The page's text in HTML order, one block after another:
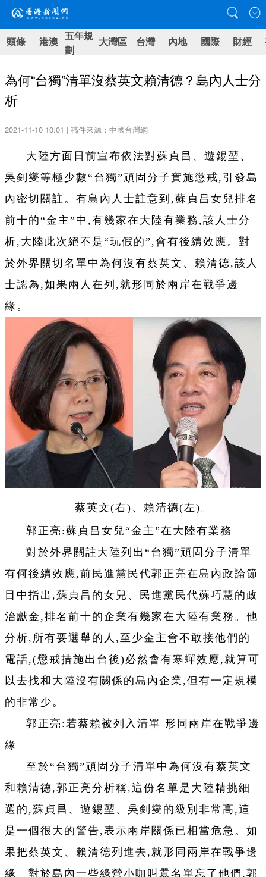
頭條 港澳 五年規
劃
大灣區 台灣 內地 國際 財經
為何“台獨”清單沒蔡英文賴清德？島內人士分
析
2021-11-10 10:01 | 稿件來源：中國台灣網
大陸方面日前宣布依法對蘇貞昌、遊錫堃、
吳釗燮等極少數“台獨”頑固分子實施懲戒,引發島
內密切關註。有島內人士註意到,蘇貞昌女兒排名
前十的“金主”中,有幾家在大陸有業務,該人士分
析,大陸此次絕不是“玩假的”,會有後續效應。對
於外界關切名單中為何沒有蔡英文、賴清德,該人
士認為,如果兩人在列,就形同於兩岸在戰爭邊
緣。
蔡英文(右)、賴清德(左)。
郭正亮:蘇貞昌女兒“金主”在大陸有業務
對於外界關註大陸列出“台獨”頑固分子清單
有何後續效應,前民進黨民代郭正亮在島內政論節
目中指出,蘇貞昌的女兒、民進黨民代蘇巧慧的政
治獻金,排名前十的企業有幾家在大陸有業務。他
分析,所有要選舉的人,至少金主會不敢接他們的
電話,(懲戒措施出台後)必然會有寒蟬效應,就算可
以去找和大陸沒有關係的島內企業,但有一定規模
的非常少。
郭正亮:若蔡賴被列入清單 形同兩岸在戰爭邊
緣
至於“台獨”頑固分子清單中為何沒有蔡英文
和賴清德,郭正亮分析稱,這份名單是大陸精挑細
選的,蘇貞昌、遊錫堃、吳釗燮的級別非常高,這
是一個很大的警告,表示兩岸關係已相當危急。如
果把蔡英文、賴清德列進去,就形同兩岸在戰爭邊
緣。對於島內一些綠營小咖叫囂名單忘了他們,郭